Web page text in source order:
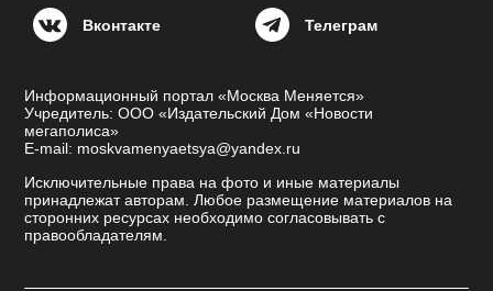
Вконтакте Телеграм
Информационный портал «Москва Меняется»
Учредитель: ООО «Издательский Дом «Новости
мегаполиса»
E-mail: moskvamenyaetsya@yandex.ru
Исключительные права на фото и иные материалы
принадлежат авторам. Любое размещение материалов на
сторонних ресурсах необходимо согласовывать с
правообладателям.